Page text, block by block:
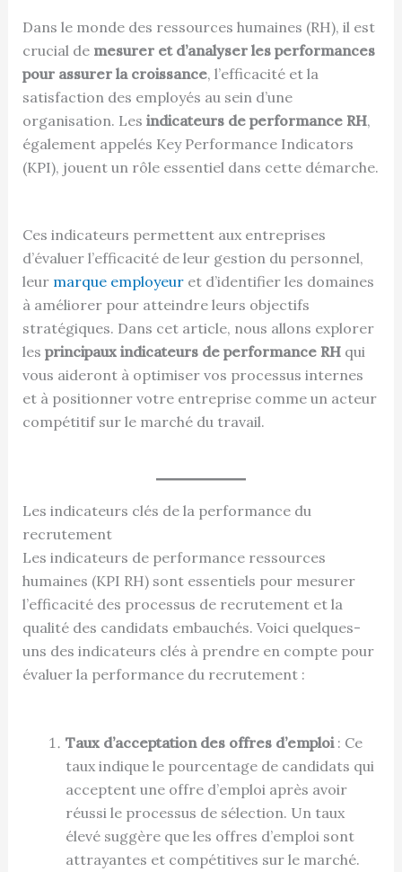
Dans le monde des ressources humaines (RH), il est
crucial de mesurer et d’analyser les performances
pour assurer la croissance, l’efficacité et la
satisfaction des employés au sein d’une
organisation. Les indicateurs de performance RH,
également appelés Key Performance Indicators
(KPI), jouent un rôle essentiel dans cette démarche.
Ces indicateurs permettent aux entreprises
d’évaluer l’efficacité de leur gestion du personnel,
leur marque employeur et d’identifier les domaines
à améliorer pour atteindre leurs objectifs
stratégiques. Dans cet article, nous allons explorer
les principaux indicateurs de performance RHqui
vous aideront à optimiser vos processus internes
et à positionner votre entreprise comme un acteur
compétitif sur le marché du travail.
Les indicateurs clés de la performance du
recrutement
Les indicateurs de performance ressources
humaines (KPI RH) sont essentiels pour mesurer
l’efficacité des processus de recrutement et la
qualité des candidats embauchés. Voici quelques-
uns des indicateurs clés à prendre en compte pour
évaluer la performance du recrutement :
Taux d’acceptation des offres d’emploi: Ce
taux indique le pourcentage de candidats qui
acceptent une offre d’emploi après avoir
réussi le processus de sélection. Un taux
élevé suggère que les offres d’emploi sont
attrayantes et compétitives sur le marché.